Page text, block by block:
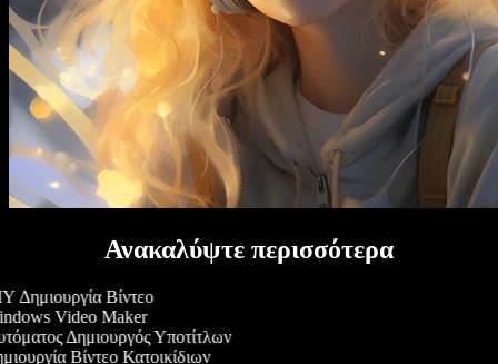
Ανακαλύψτε περισσότερα
Δημιουργία Βίντεο
Video Maker
Δημιουργός Υποτίτλων
Βίντεο Κατοικίδιων